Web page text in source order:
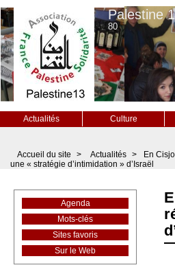
Palestine
80
Actualités Culture
Accueil du site > Actualités >
En
une « stratégie d’intimidation » d’Israël
Agenda
Mots-clés
Sites favoris
Sur le Web